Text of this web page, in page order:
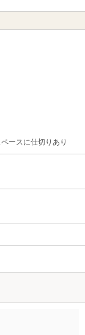
ースに仕切りあり